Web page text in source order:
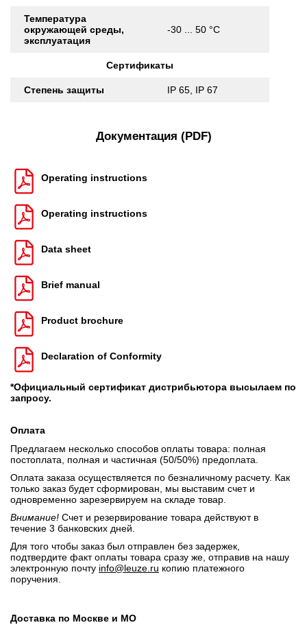
Температура
окружающей среды,
эксплуатация
-30 ... 50 °C
Сертификаты
Степень защиты IP 65, IP 67
Документация (PDF)
Operating instructions
Operating instructions
Data sheet
Brief manual
Product brochure
Declaration of Conformity
*Официальный сертификат дистрибьютора высылаем по
запросу.
Оплата
Предлагаем несколько способов оплаты товара: полная
постоплата, полная и частичная (50/50%) предоплата.
Оплата заказа осуществляется по безналичному расчету. Как
только заказ будет сформирован, мы выставим счет и
одновременно зарезервируем на складе товар.
Внимание! Счет и резервирование товара действуют в
течение 3 банковских дней.
Для того чтобы заказ был отправлен без задержек,
подтвердите факт оплаты товара сразу же, отправив на нашу
электронную почту info@leuze.ru копию платежного
поручения.
Доставка по Москве и МО